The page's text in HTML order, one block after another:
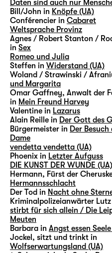
Daten sind auch nur
Bill/John in Knöpfe (UA)
Conférencier in Cabaret
Weltsprache Provinz
Agnes / Robert Stanton /
in Sex
Romeo und Julia
Steffen in Widerstand (UA)
Woland / Strawinski /
und Margarita
Omar Gaffney, Anwalt der
in Mein Freund Harvey
Valentine in Lazarus
Alain Reille in Der Gott des
Bürgermeister in Der
Dame
vendetta vendetta (UA)
Phoenix in Letzter Aufguss
DIE KUNST DER WUNDE (UA)
Hermann, Fürst der
Hermannsschlacht
Der Tod in Nacht ohne
Kriminalpolizeianwärter
stirbt für sich allein / Die
Meuten
Barbara in Angst essen
Jockel, sitzt und trinkt in
Wolfserwartungsland (UA)